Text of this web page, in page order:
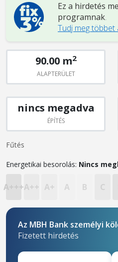
Ez a hirdetés
programnak.
Tudj meg
90.00 m2
ALAPTERÜLET
nincs megadva
ÉPÍTÉS
Fűtés
Energetikai besorolás: Nincs
A+++A++ A+ A B C
Az MBH Bank személyi
Fizetett hirdetés